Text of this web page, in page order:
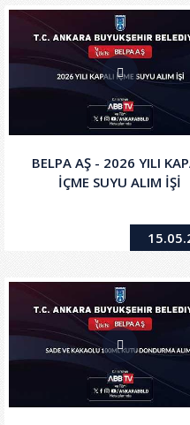
BELPA AŞ - 2026 YILI
İÇME SUYU ALIM İŞİ